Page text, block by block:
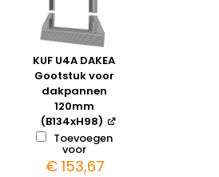
KUF U4A DAKEA
Gootstuk voor
dakpannen
120mm
(B134xH98)
Toevoegen
voor
€153,67